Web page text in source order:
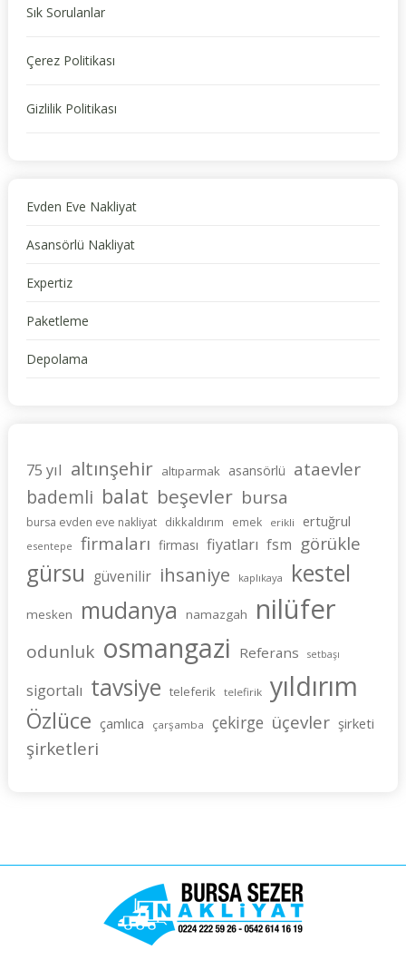
Sık Sorulanlar
Çerez Politikası
Gizlilik Politikası
Evden Eve Nakliyat
Asansörlü Nakliyat
Expertiz
Paketleme
Depolama
75 yıl altınşehir altıparmak asansörlü ataevler
bademli balat beşevler bursa
bursa evden eve nakliyat dikkaldırım emek erikli ertuğrul
esentepe firmaları firması fiyatları fsm görükle
gürsu güvenilir ihsaniye kaplıkaya kestel
mesken mudanya namazgah nilüfer
odunluk osmangazi Referans setbaşı
sigortalı tavsiye teleferik telefirik yıldırım
Özlüce çamlıca çarşamba çekirge üçevler şirketi
şirketleri